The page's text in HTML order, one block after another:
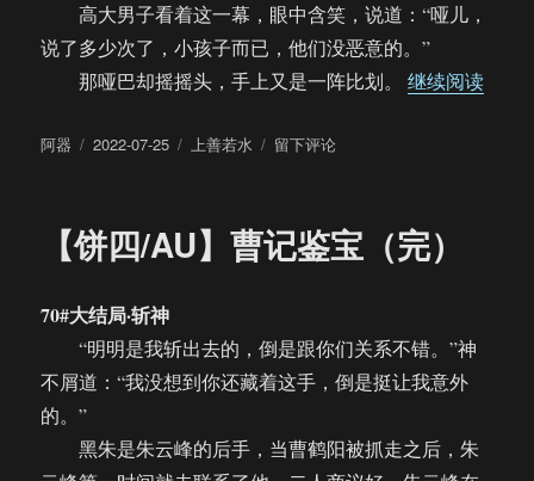
高大男子看着这一幕，眼中含笑，说道：“哑儿，
说了多少次了，小孩子而已，他们没恶意的。”
那哑巴却摇摇头，手上又是一阵比划。继续阅读“【
作
阿器
发
2022-07-25
分
上善若水
于
善
若
留下评论
【饼四/AU】曹记鉴宝（完）
70#大结局·斩神
“明明是我斩出去的，倒是跟你们关系不错。”神
不屑道：“我没想到你还藏着这手，倒是挺让我意外
的。”
黑朱是朱云峰的后手，当曹鹤阳被抓走之后，朱